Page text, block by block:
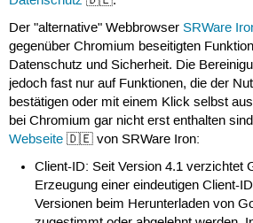
Der "alternative" Webbrowser SRWare
gegenüber Chromium beseitigten
Datenschutz und Sicherheit. Die
jedoch fast nur auf Funktionen, die der
bestätigen oder mit einem Klick selbst
bei Chromium gar nicht erst enthalten
Webseite🇩🇪 von SRWare Iron:
Client-ID: Seit Version 4.1 verzichtet
Erzeugung einer eindeutigen Client-
Versionen beim Herunterladen von